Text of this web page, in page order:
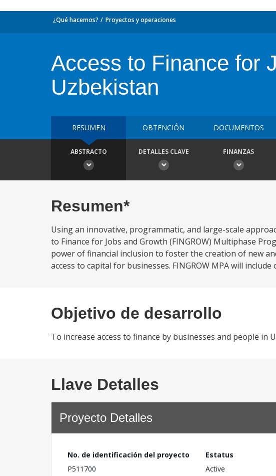
¿Qué hacemos? Proyectos y operaciones
Access to Finance for
Uzbekistan
RESUMEN OBTENCIÓN DOCUMENTOS
ABSTRACTO DETALLES CLAVE FINANZAS
Resumen*
Using an innovative, programmatic, and large-scale
to Finance for Jobs and Growth (FINGROW) Multiphase
power of financial inclusion to foster the creation of new
access to capital for businesses. FINGROW MPA will
Objetivo de desarrollo
To increase access to finance by businesses and people in
Llave Detalles
Proyecto Detalles
No. de identificación del proyecto
P511700
Estatus
Active